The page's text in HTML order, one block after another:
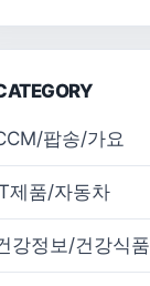
팝송/가요
제품/자동차
강정보/건강식품